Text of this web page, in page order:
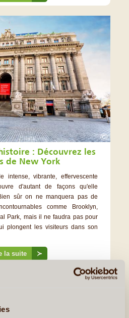
©
: Découvrez les
de New York
intense, vibrante, effervescente
d'autant de façons qu'elle
sûr on ne manquera pas de
comme Brooklyn,
Park, mais il ne faudra pas pour
plongent les visiteurs dans son
la suite ≻